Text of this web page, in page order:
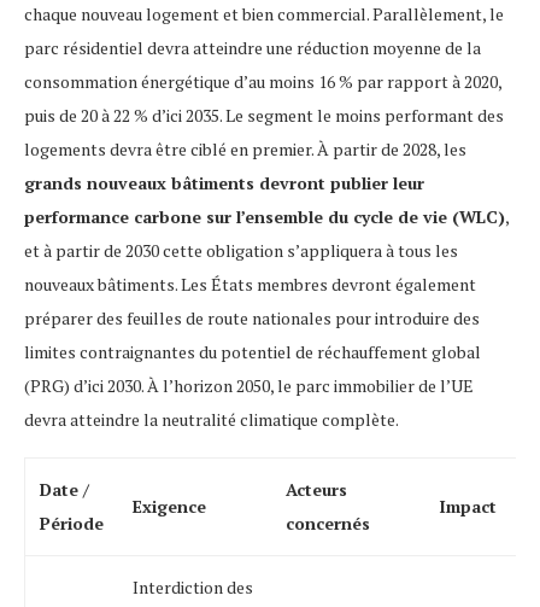
chaque nouveau logement et bien commercial. Parallèlement, le
parc résidentiel devra atteindre une réduction moyenne de la
consommation énergétique d’au moins 16 % par rapport à 2020,
puis de 20 à 22 % d’ici 2035. Le segment le moins performant des
logements devra être ciblé en premier. À partir de 2028, les
grands nouveaux bâtiments devront publier leur
performance carbone sur l’ensemble du cycle de vie (WLC),
et à partir de 2030 cette obligation s’appliquera à tous les
nouveaux bâtiments. Les États membres devront également
préparer des feuilles de route nationales pour introduire des
limites contraignantes du potentiel de réchauffement global
(PRG) d’ici 2030. À l’horizon 2050, le parc immobilier de l’UE
devra atteindre la neutralité climatique complète.
Date /
Période
Exigence
Acteurs
concernés
Impact
Interdiction des